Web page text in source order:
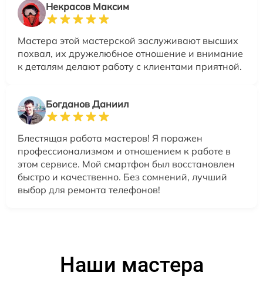
Некрасов Максим
Мастера этой мастерской заслуживают высших
похвал, их дружелюбное отношение и внимание
к деталям делают работу с клиентами приятной.
Богданов Даниил
Блестящая работа мастеров! Я поражен
профессионализмом и отношением к работе в
этом сервисе. Мой смартфон был восстановлен
быстро и качественно. Без сомнений, лучший
выбор для ремонта телефонов!
Наши мастера